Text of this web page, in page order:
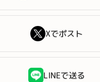
Xでポスト
LINEで送る